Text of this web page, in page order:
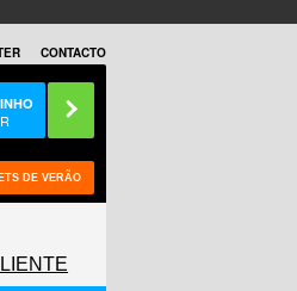
CONTACTO
DE VERÃO